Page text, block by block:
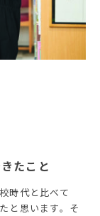
たこと
時代と比べて
と思います。そ